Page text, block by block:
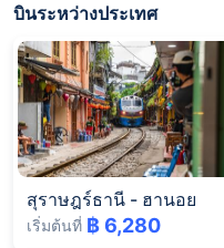
บินระหว่างประเทศ
สุราษฎร์ธานี - ฮานอย
เริ่มต้นที่ ฿ 6,280